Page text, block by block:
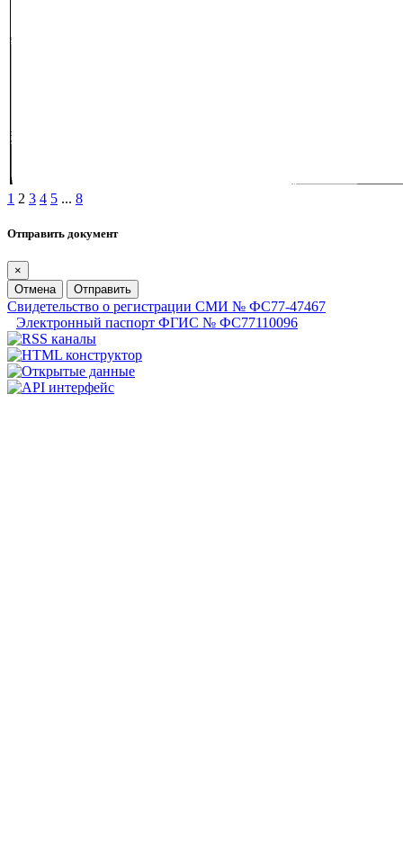
1 2 3 4 5 ... 8
Отправить документ
×
Отмена
Отправить
Свидетельство о регистрации СМИ № ФС77-47467
Электронный паспорт ФГИС № ФС77110096